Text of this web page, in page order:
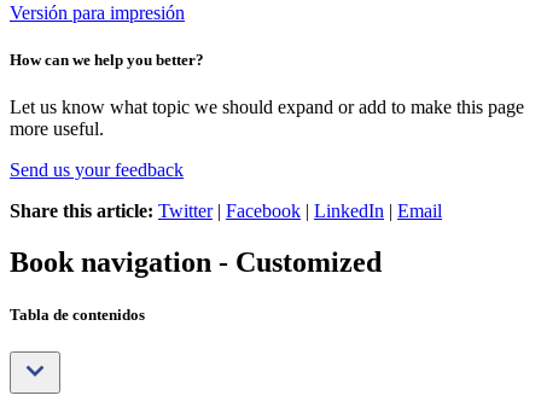
Versión para impresión
How can we help you better?
Let us know what topic we should expand or add to make this page
more useful.
Send us your feedback
Share this article: Twitter| Facebook | LinkedIn | Email
Book navigation - Customized
Tabla de contenidos